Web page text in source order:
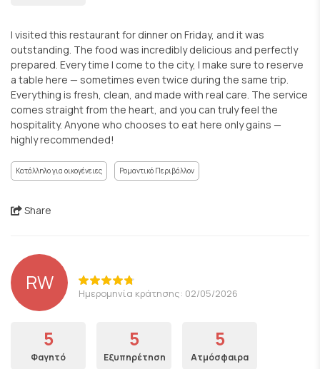
I visited this restaurant for dinner on Friday, and it was
outstanding. The food was incredibly delicious and perfectly
prepared. Every time I come to the city, I make sure to reserve
a table here — sometimes even twice during the same trip.
Everything is fresh, clean, and made with real care. The service
comes straight from the heart, and you can truly feel the
hospitality. Anyone who chooses to eat here only gains —
highly recommended!
Κατάλληλο για οικογένειες Ρομαντικό Περιβάλλον
Share
RW Ημερομηνία κράτησης: 02/05/2026
5
Φαγητό
5
Εξυπηρέτηση
5
Ατμόσφαιρα